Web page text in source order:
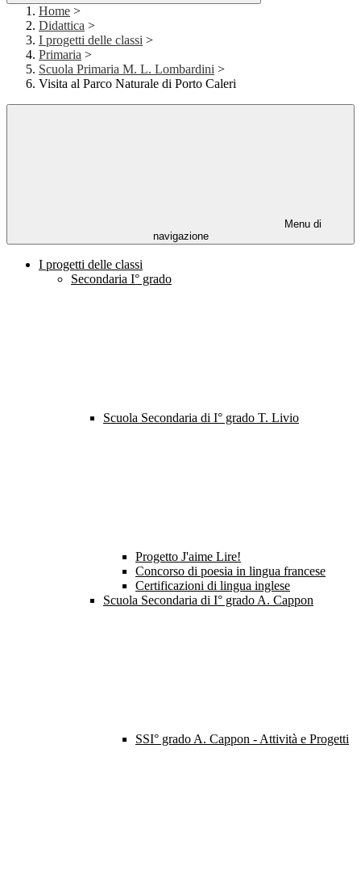
Home >
Didattica >
I progetti delle classi >
Primaria >
Scuola Primaria M. L. Lombardini >
Visita al Parco Naturale di Porto Caleri
Menu di
navigazione
I progetti delle classi
Secondaria I° grado
Scuola Secondaria di I° grado T. Livio
Progetto J'aime Lire!
Concorso di poesia in lingua francese
Certificazioni di lingua inglese
Scuola Secondaria di I° grado A. Cappon
SSI° grado A. Cappon - Attività e Progetti